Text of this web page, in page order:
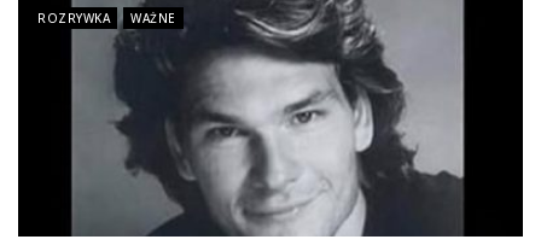
ROZRYWKA WAŻNE